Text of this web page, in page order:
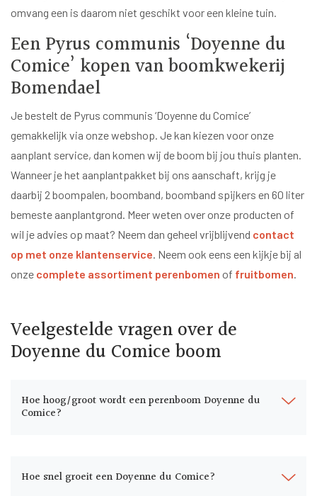
omvang een is daarom niet geschikt voor een kleine tuin.
Een Pyrus communis ‘Doyenne du
Comice’ kopen van boomkwekerij
Bomendael
Je bestelt de Pyrus communis ‘Doyenne du Comice’
gemakkelijk via onze webshop. Je kan kiezen voor onze
aanplant service, dan komen wij de boom bij jou thuis planten.
Wanneer je het aanplantpakket bij ons aanschaft, krijg je
daarbij 2 boompalen, boomband, boomband spijkers en 60 liter
bemeste aanplantgrond. Meer weten over onze producten of
wil je advies op maat? Neem dan geheel vrijblijvend contact
op met onze klantenservice. Neem ook eens een kijkje bij al
onze complete assortiment perenbomen of fruitbomen.
Veelgestelde vragen over de
Doyenne du Comice boom
Hoe hoog/groot wordt een perenboom Doyenne du
Comice?
Hoe snel groeit een Doyenne du Comice?